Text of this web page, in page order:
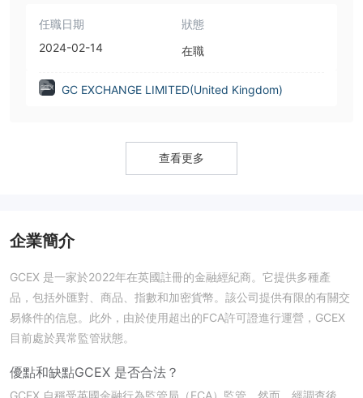
任職日期
2024-02-14
狀態
在職
GC EXCHANGE LIMITED(United Kingdom)
查看更多
企業簡介
GCEX 是一家於2022年在英國註冊的金融經紀商。它提供多種產
品，包括外匯對、商品、指數和加密貨幣。該公司提供有限的有關交
易條件的信息。此外，由於使用超出的FCA許可證進行運營，GCEX
目前處於異常監管狀態。
優點和缺點GCEX 是否合法？
GCEX 自稱受英國金融行為監管局（FCA）監管。然而，經調查後，